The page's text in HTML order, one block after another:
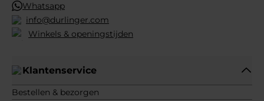
Whatsapp
info@durlinger.com
Winkels & openingstijden
Klantenservice
Bestellen & bezorgen